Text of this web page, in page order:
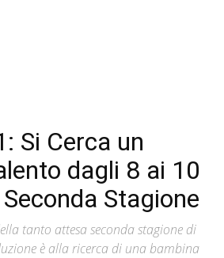
Si Cerca un
dagli 8 ai 10
Stagione
tanto attesa seconda stagione di
è alla ricerca di una bambina